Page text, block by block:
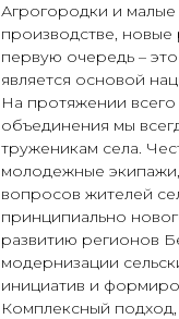
Агрогородки и малые
производстве, новые
первую очередь –
является основой
На протяжении
объединения мы
труженикам села.
молодежные
вопросов жителей
принципиально
развитию регионов
модернизации
инициатив и
Комплексный подход,